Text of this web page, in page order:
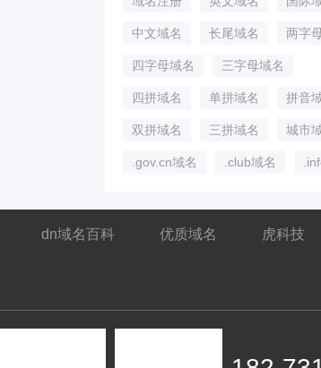
中文域名 长尾域名 两字
四字母域名 三字母域名
四拼域名 单拼域名 拼音
双拼域名 三拼域名 城市
.gov.cn域名 .club域名
dn域名百科 优质域名 虎科技